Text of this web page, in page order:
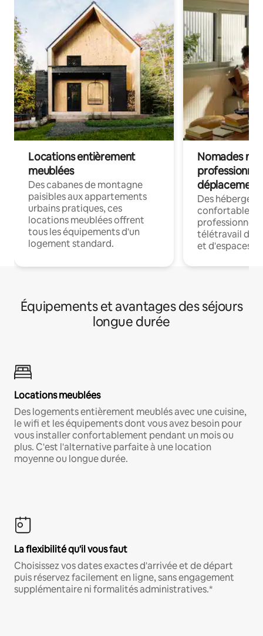
Locations entièrement
meublées
Des cabanes de montagne
paisibles aux appartements
urbains pratiques, ces
locations meublées offrent
tous les équipements d'un
logement standard.
Nomades
déplacement
Des
confortables
professionnels
télétravail
et d'espaces
Équipements et avantages des séjours
longue durée
Locations meublées
Des logements entièrement meublés avec une cuisine,
le wifi et les équipements dont vous avez besoin pour
vous installer confortablement pendant un mois ou
plus. C'est l'alternative parfaite à une location
moyenne ou longue durée.
La flexibilité qu'il vous faut
Choisissez vos dates exactes d'arrivée et de départ
puis réservez facilement en ligne, sans engagement
supplémentaire ni formalités administratives.*